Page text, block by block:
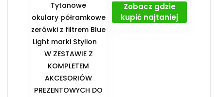
Tytanowe
okulary półramkowe
zerówki z filtrem Blue
Light marki Stylion
️W ZESTAWIE Z
KOMPLETEM
AKCESORIÓW
PREZENTOWYCH DO
Zobacz gdzie
kupić najtaniej